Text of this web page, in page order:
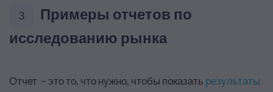
3
Примеры отчетов по
исследованию рынка
Отчет – это то, что нужно, чтобы показать результаты